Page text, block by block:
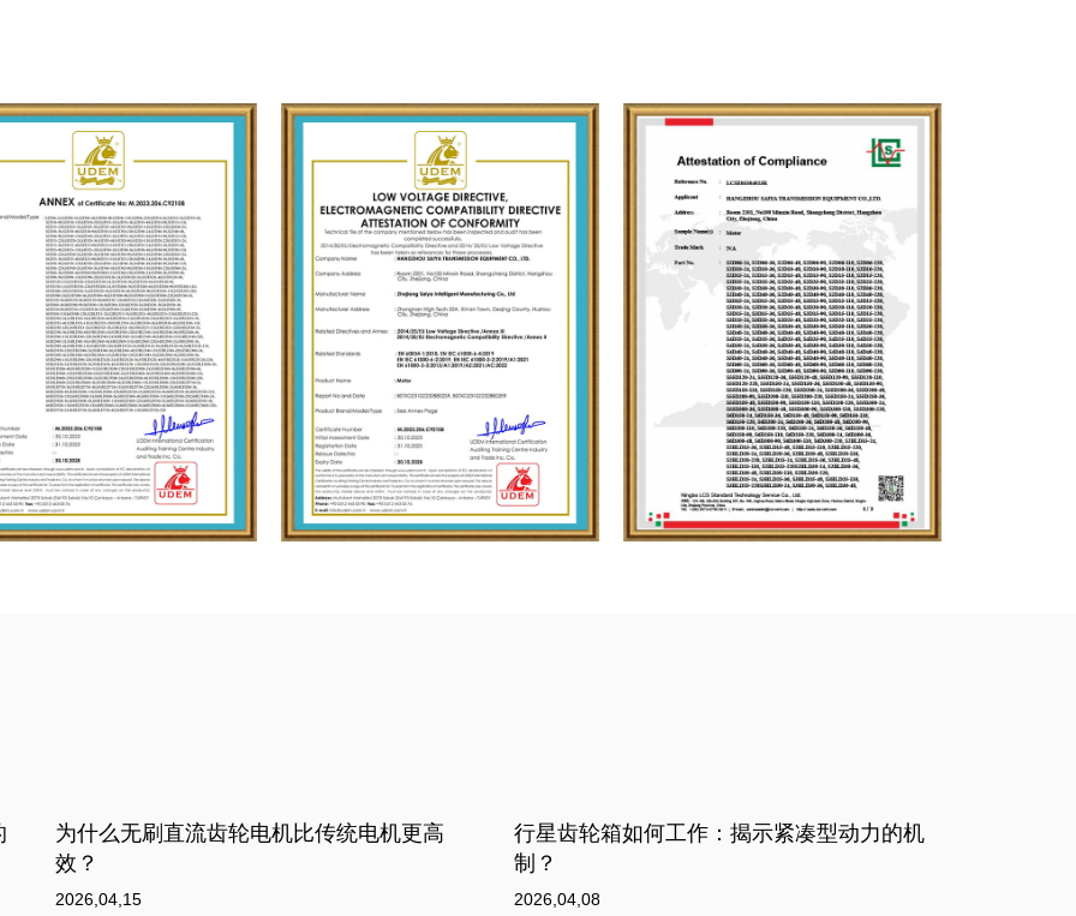
行星齿轮箱如何工作：揭示紧凑型动力的机
制？
2026,04,08
如何为您的应用选择合适的齿轮电机？
2026,04,01
齿轮马达 代表了减速和扭矩倍增的基本集成，是无数工业